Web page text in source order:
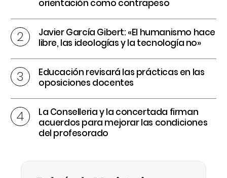
orientación como contrapeso
Javier García Gibert: «El humanismo hace
libre, las ideologías y la tecnología no»
Educación revisará las prácticas en las
oposiciones docentes
La Conselleria y la concertada firman
acuerdos para mejorar las condiciones
del profesorado